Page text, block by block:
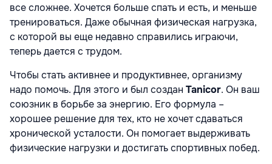
все сложнее. Хочется больше спать и есть, и меньше
тренироваться. Даже обычная физическая нагрузка,
с которой вы еще недавно справились играючи,
теперь дается с трудом.
Чтобы стать активнее и продуктивнее, организму
надо помочь. Для этого и был создан Tanicor. Он ваш
союзник в борьбе за энергию. Его формула –
хорошее решение для тех, кто не хочет сдаваться
хронической усталости. Он помогает выдерживать
физические нагрузки и достигать спортивных побед.